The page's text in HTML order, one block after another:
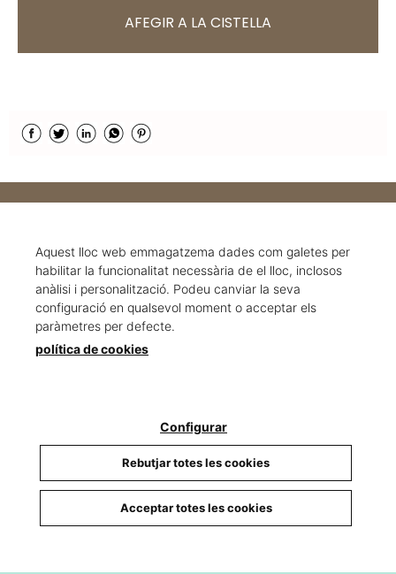
AFEGIR A LA CISTELLA
nosaltres?
Envia'ns el teu CV ainfo@carrio.cat
Seccions
Aquest lloc web emmagatzema dades com galetes per
habilitar la funcionalitat necessària de el lloc, inclosos
anàlisi i personalització. Podeu canviar la seva
configuració en qualsevol moment o acceptar els
paràmetres per defecte.
política de cookies
Configurar
Rebutjar totes les cookies
Acceptar totes les cookies